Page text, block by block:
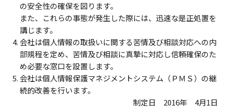
の安全性の確保を図ります。
また、これらの事態が発生した際には、迅速な是正処置を
講じます。
会社は個人情報の取扱いに関する苦情及び相談対応への内
部規程を定め、苦情及び相談に真摯に対応し信頼確保のた
め必要な窓口を設置します。
会社は個人情報保護マネジメントシステム（ＰＭＳ）の継
続的改善を行います。
制定日 2016年 4月1日